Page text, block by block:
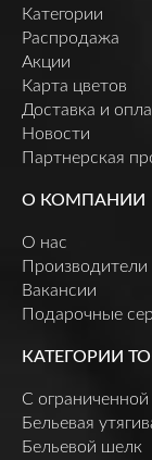
Категории
Распродажа
Акции
Карта цветов
Доставка и
Новости
Партнерская
О КОМПАНИИ
О нас
Производители
Вакансии
Подарочные
КАТЕГОРИИ
C
Бельевая
Бельевой шелк